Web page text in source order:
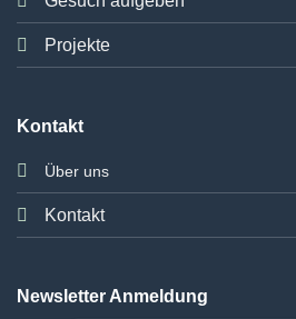
Projekte
Kontakt
Über uns
Kontakt
Newsletter Anmeldung